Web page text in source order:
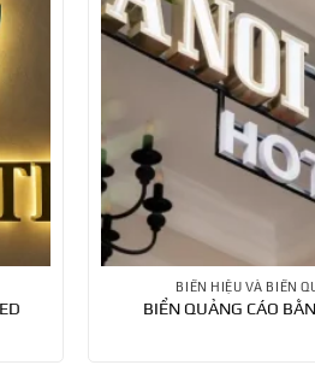
BIỂN HIỆU VÀ BIỂN
BIỂN QUẢNG CÁO